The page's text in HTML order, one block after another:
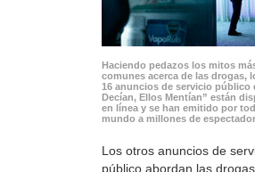
Haciendo pedazos los mitos
comunes acerca de las drogas,
16 anuncios de servicio público
Decían, Ellos Mentían” están
en línea y se han emitido por
mundo a millones de
Los otros anuncios de
público abordan las